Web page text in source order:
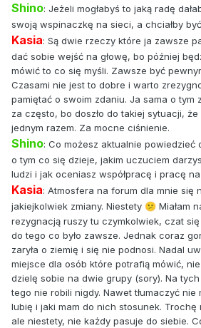
Shino: Jeżeli mogłabyś to jaką radę
swoją wspinaczkę na sieci, a chciałby
Kasia: Są dwie rzeczy które ja zawsze
dać sobie wejść na głowę, bo później
mówić to co się myśli. Zawsze być
Czasami nie jest to dobre i warto
pamiętać o swoim zdaniu. Ja sama o tym
za często, bo doszło do takiej sytuacji, że
jednym razem. Za mocne ciśnienie.
Shino: Co możesz aktualnie powiedzieć
o tym co się dzieje, jakim uczuciem
ludzi i jak oceniasz współpracę i pracę
Kasia: Atmosfera na forum dla mnie się
jakiejkolwiek zmiany. Niestety 😕 Miałam
rezygnacją ruszy tu czymkolwiek, czat się
do tego co było zawsze. Jednak coraz
zaryła o ziemię i się nie podnosi. Nadal
miejsce dla osób które potrafią mówić,
dzielę sobie na dwie grupy (sory). Na
tego nie robili nigdy. Nawet tłumaczyć nie
lubię i jaki mam do nich stosunek.
ale niestety, nie każdy pasuje do siebie.